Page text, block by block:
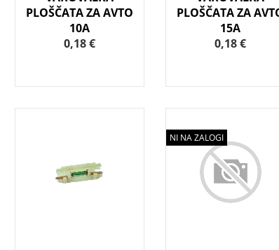
PLOŠČATA ZA AVTO
10A
0,18 €
PLOŠČATA ZA
15A
0,18 €
NI NA ZALOGI